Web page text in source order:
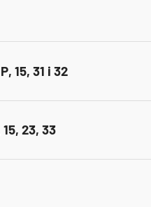
15, 31 i 32
23, 33